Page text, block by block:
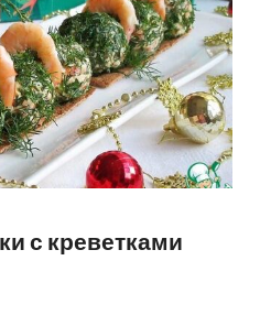
с креветками